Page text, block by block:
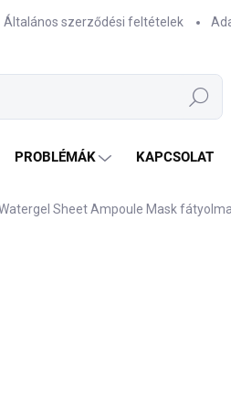
Általános szerződési feltételek
Keresés
PROBLÉMÁK KAPCSOLAT
Sheet Ampoule Mask